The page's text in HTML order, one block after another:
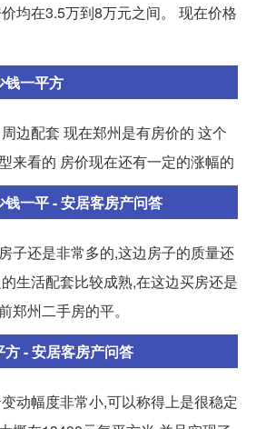
均在3.5万到8万元之间。 现在价格
钱一平方
边配套 现在郑州是有房价的 这个
来看的 房价现在还有一定的涨幅的
一平 - 安居客房产问答
子还是非常多的,这边房子的质量还
生活配套比较成熟,在这边买房还是
郑州二手房的平。
- 安居客房产问答
动幅度非常小,可以称得上是很稳定